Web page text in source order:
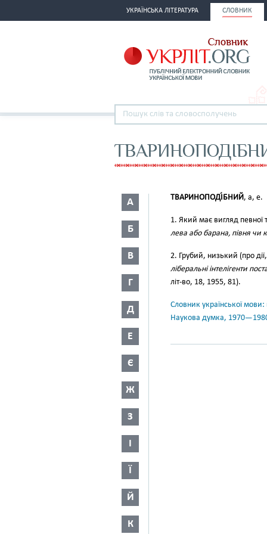
УКРАЇНСЬКА ЛІТЕРАТУРА СЛОВНИК
А
Б
В
Г
Д
Е
Є
Ж
З
І
Ї
Й
К
ТВАРИНОПОДІ́БНИЙ, а, е.
1. Який має вигляд певної
лева або барана, півня чи
2. Грубий, низький (про
ліберальні інтелігенти
літ-во, 18, 1955, 81).
Словник української
Наукова думка,